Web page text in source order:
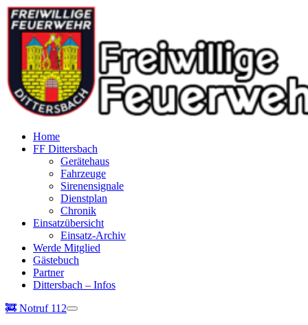
Home
FF Dittersbach
Gerätehaus
Fahrzeuge
Sirenensignale
Dienstplan
Chronik
Einsatzübersicht
Einsatz-Archiv
Werde Mitglied
Gästebuch
Partner
Dittersbach – Infos
🚒 Notruf 112